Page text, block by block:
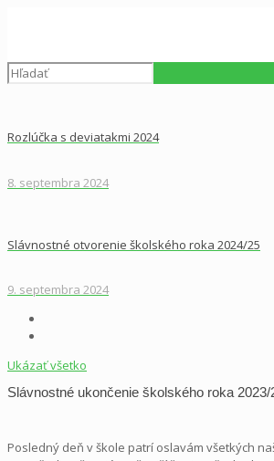
Rozlúčka s deviatakmi 2024
8. septembra 2024
Slávnostné otvorenie školského roka 2024/25
9. septembra 2024
Ukázať všetko
Slávnostné ukončenie školského roka 2023/
Posledný deň v škole patrí oslavám všetkých